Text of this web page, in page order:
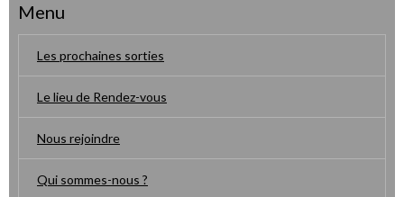
Menu
Les prochaines sorties
Le lieu de Rendez-vous
Nous rejoindre
Qui sommes-nous ?